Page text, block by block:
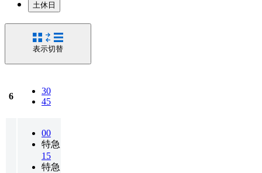
土休日
表示切替
6
30
45
00
特急
15
特急